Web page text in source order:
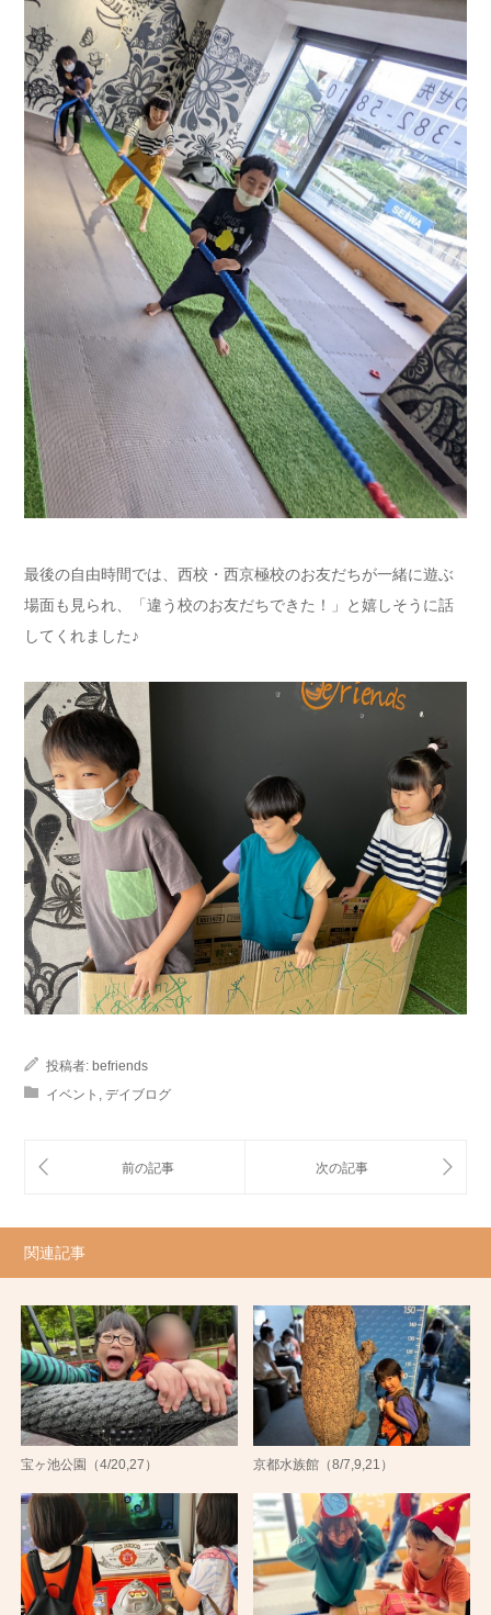
最後の自由時間では、西校・西京極校のお友だちが一緒に遊ぶ
場面も見られ、「違う校のお友だちできた！」と嬉しそうに話
してくれました♪
投稿者: befriends
イベント , デイブログ
関連記事
宝ヶ池公園（4/20,27） 京都水族館（8/7,9,21）